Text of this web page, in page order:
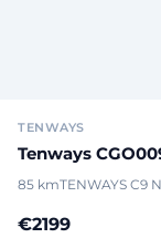
TENWAYS
Tenways
85 kmTENWAYS C9
€2199